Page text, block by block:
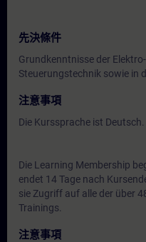
先決條件
Grundkenntnisse der
Steuerungstechnik sowie in
注意事項
Die Kurssprache ist Deutsch.
Die Learning Membership
endet 14 Tage nach
sie Zugriff auf alle der über
Trainings.
注意事項